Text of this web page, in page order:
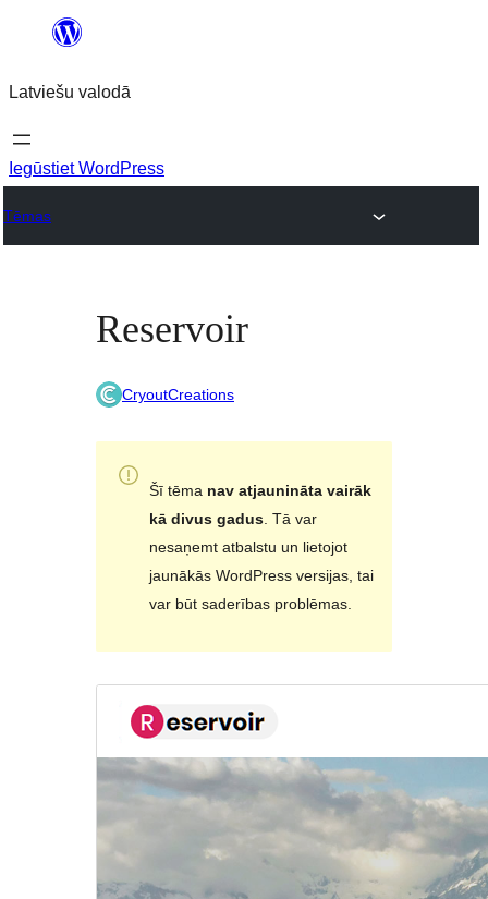
Pāriet
saturu
Latviešu valodā
Iegūstiet WordPress
Tēmas
Reservoir
CryoutCreations
Šī tēma nav atjaunināta vairāk
kā divus gadus. Tā var
nesaņemt atbalstu un lietojot
jaunākās WordPress versijas, tai
var būt saderības problēmas.